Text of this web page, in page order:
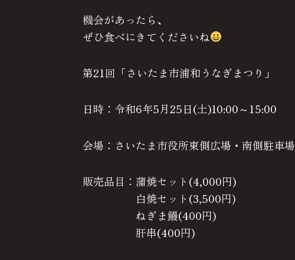
機会があったら、
ぜひ食べにきてくださいね
第21回「さいたま市浦和うなぎまつり」
日時：令和6年5月25日(土)10:00～15:00
会場：さいたま市役所東側広場・南側駐車場
販売品目：蒲焼セット(4,000円)
白焼セット(3,500円)
ねぎま鰻(400円)
肝串(400円)